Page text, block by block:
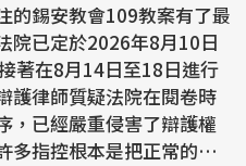
的錫安教會109教案有了最
院已定於2026年8月10日
著在8月14日至18日進行
護律師質疑法院在閱卷時
，已經嚴重侵害了辯護權
多指控根本是把正常的宗